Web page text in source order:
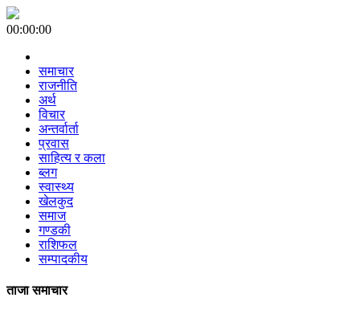
00:00:00
समाचार
राजनीति
अर्थ
विचार
अन्तर्वार्ता
प्रवास
साहित्य र कला
ब्लग
स्वास्थ्य
खेलकुद
समाज
गण्डकी
राशिफल
सम्पादकीय
ताजा समाचार